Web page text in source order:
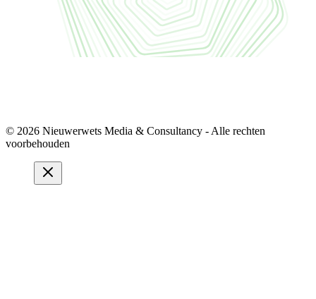
© 2026 Nieuwerwets Media & Consultancy - Alle rechten
voorbehouden